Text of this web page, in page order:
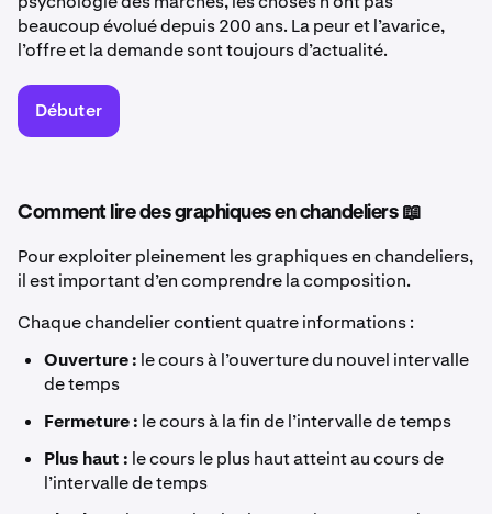
beaucoup évolué depuis 200 ans. La peur et l’avarice,
l’offre et la demande sont toujours d’actualité.
Débuter
Comment lire des graphiques en chandeliers 📖
Pour exploiter pleinement les graphiques en chandeliers,
il est important d’en comprendre la composition.
Chaque chandelier contient quatre informations :
Ouverture : le cours à l’ouverture du nouvel intervalle
de temps
Fermeture : le cours à la fin de l’intervalle de temps
Plus haut : le cours le plus haut atteint au cours de
l’intervalle de temps